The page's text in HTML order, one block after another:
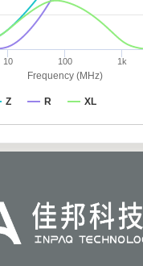
Frequency (MHz)
Z R XL
10 100 1k